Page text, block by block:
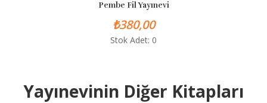
Pembe Fil Yayınevi
₺380,00
Stok Adet: 0
Yayınevinin Diğer Kitapları